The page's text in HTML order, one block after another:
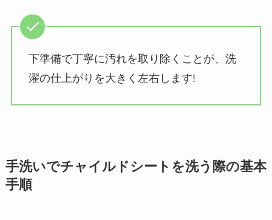
下準備で丁寧に汚れを取り除くことが、洗
濯の仕上がりを大きく左右します!
手洗いでチャイルドシートを洗う際の基本
手順